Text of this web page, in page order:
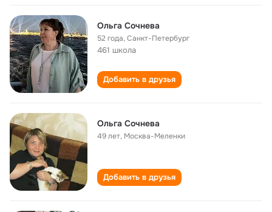
Ольга Сочнева
52 года,Санкт-Петербург
461 школа
Добавить в друзья
Ольга Сочнева
49 лет, Москва-Меленки
Добавить в друзья